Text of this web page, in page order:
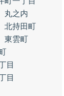
丸之内
北持田町
東雲町
目
目